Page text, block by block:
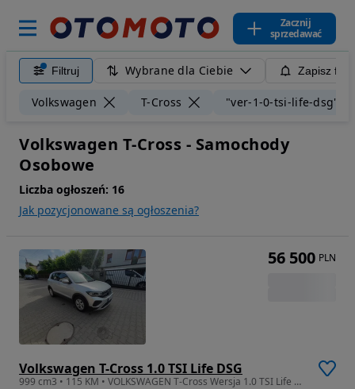
Zacznij
sprzedawać
Filtruj Wybrane dla Ciebie Zapisz
Volkswagen T-Cross "ver-1-0-tsi-life-dsg"
Volkswagen T-Cross - Samochody
Osobowe
Liczba ogłoszeń: 16
Jak pozycjonowane są ogłoszenia?
Volkswagen T-Cross 1.0 TSI Life DSG
999 cm3 • 115 KM • VOLKSWAGEN T-Cross Wersja 1.0 TSI Life DSG
56 500 PLN